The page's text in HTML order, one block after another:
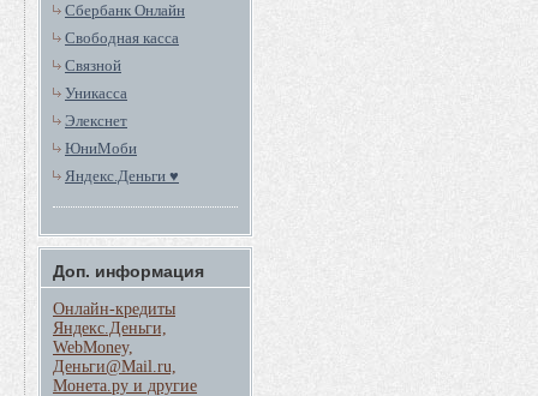
Сбербанк Онлайн
Свободная касса
Связной
Уникасса
Элекснет
ЮниМоби
Яндекс.Деньги ♥
Доп. информация
Онлайн-кредиты
Яндекс.Деньги,
WebMoney,
Деньги@Mail.ru,
Монета.ру и другие